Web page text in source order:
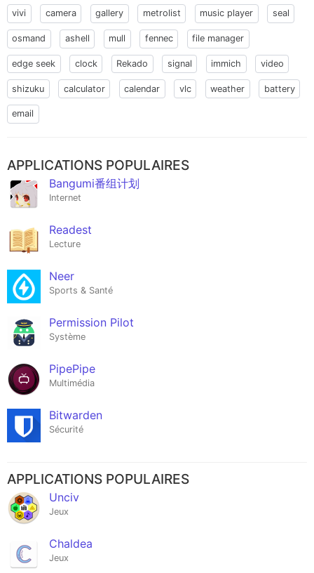
vivi camera gallery metrolist music player seal
osmand ashell mull fennec file manager
edge seek clock Rekado signal immich video
shizuku calculator calendar vlc weather battery
email
APPLICATIONS POPULAIRES
Bangumi番组计划
Internet
Readest
Lecture
Neer
Sports & Santé
Permission Pilot
Système
PipePipe
Multimédia
Bitwarden
Sécurité
APPLICATIONS POPULAIRES
Unciv
Jeux
Chaldea
Jeux